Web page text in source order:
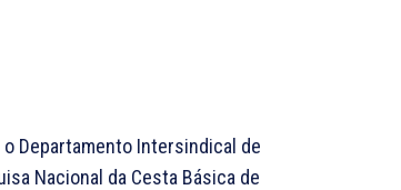
Departamento Intersindical de
Nacional da Cesta Básica de